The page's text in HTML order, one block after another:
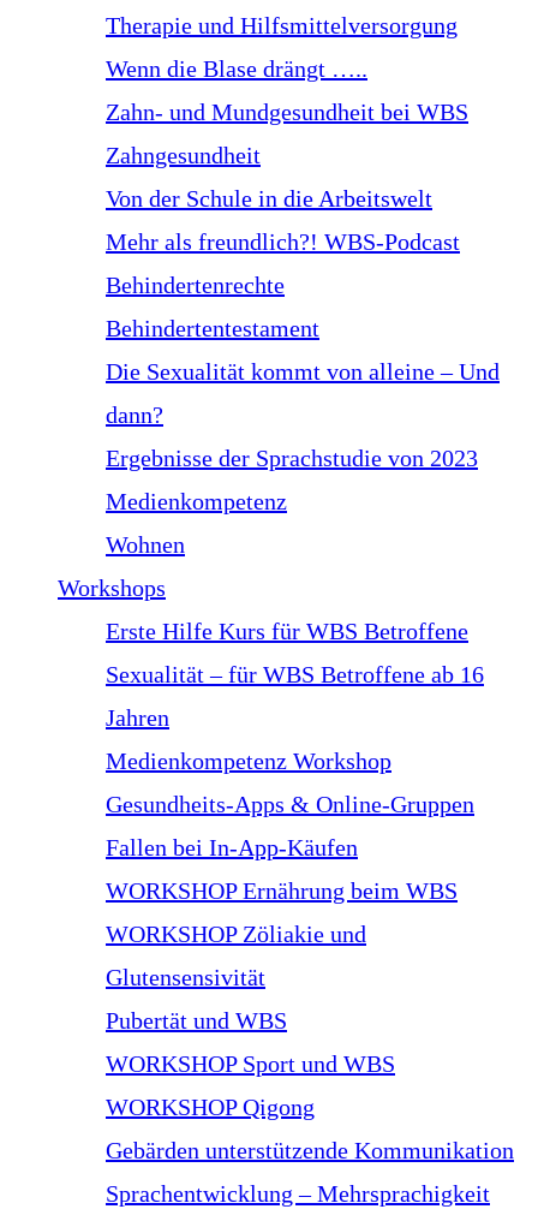
Therapie und Hilfsmittelversorgung
Wenn die Blase drängt …..
Zahn- und Mundgesundheit bei WBS
Zahngesundheit
Von der Schule in die Arbeitswelt
Mehr als freundlich?! WBS-Podcast
Behindertenrechte
Behindertentestament
Die Sexualität kommt von alleine – Und
dann?
Ergebnisse der Sprachstudie von 2023
Medienkompetenz
Wohnen
Workshops
Erste Hilfe Kurs für WBS Betroffene
Sexualität – für WBS Betroffene ab 16
Jahren
Medienkompetenz Workshop
Gesundheits-Apps & Online-Gruppen
Fallen bei In-App-Käufen
WORKSHOP Ernährung beim WBS
WORKSHOP Zöliakie und
Glutensensivität
Pubertät und WBS
WORKSHOP Sport und WBS
WORKSHOP Qigong
Gebärden unterstützende Kommunikation
Sprachentwicklung – Mehrsprachigkeit